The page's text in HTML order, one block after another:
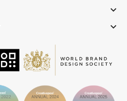
keyboard_arrow_down
keyboard_arrow_down